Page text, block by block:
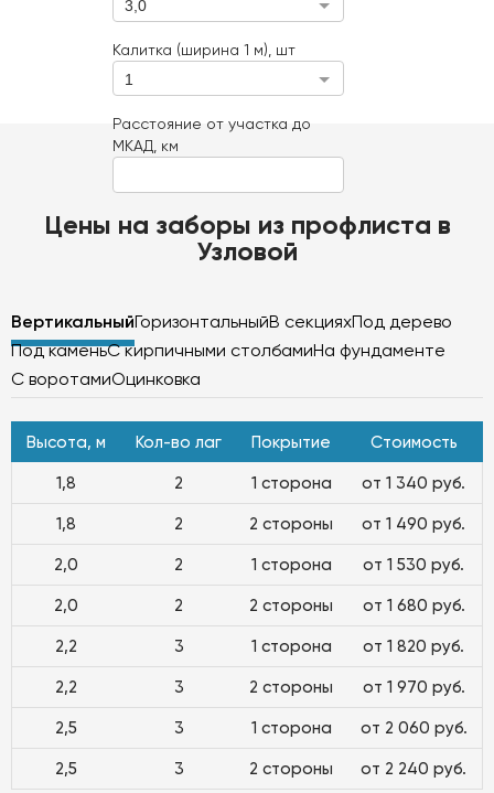
3,0
Калитка (ширина 1 м), шт
1
Расстояние от участка до
МКАД, км
Цены на заборы из профлиста в
Узловой
ВертикальныйГоризонтальныйВ секцияхПод дерево
Под каменьС кирпичными столбамиНа фундаменте
С воротамиОцинковка
Высота, м Кол-во лаг Покрытие Стоимость
1,8 2 1 сторона от 1 340 руб.
1,8 2 2 стороны от 1 490 руб.
2,0 2 1 сторона от 1 530 руб.
2,0 2 2 стороны от 1 680 руб.
2,2 3 1 сторона от 1 820 руб.
2,2 3 2 стороны от 1 970 руб.
2,5 3 1 сторона от 2 060 руб.
2,5 3 2 стороны от 2 240 руб.